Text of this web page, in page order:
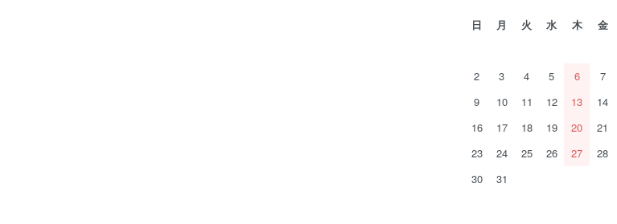
日 月 火 水 木 金
2
3 4 5 6 7
9
10 11 12 13 14
16
17 18 19 20 21
23
24 25 26 27 28
30
31